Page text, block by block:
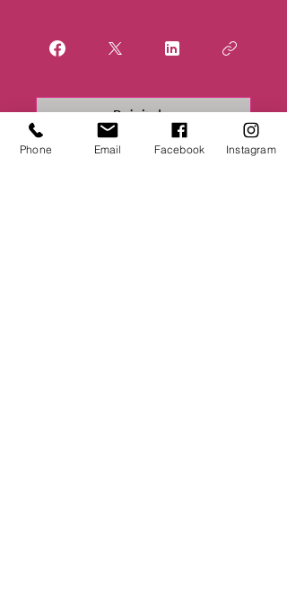
Rejoindre
Phone Email Facebook Instagram